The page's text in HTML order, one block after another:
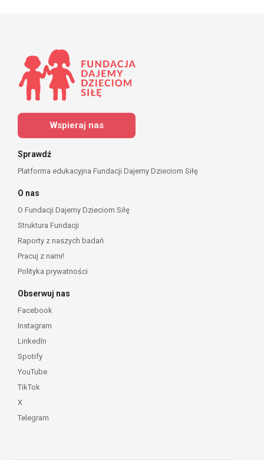
Wspieraj nas
Sprawdź
Platforma edukacyjna Fundacji Dajemy Dzieciom Siłę
O nas
O Fundacji Dajemy Dzieciom Siłę
Struktura Fundacji
Raporty z naszych badań
Pracuj z nami!
Polityka prywatności
Obserwuj nas
Facebook
Instagram
LinkedIn
Spotify
YouTube
TikTok
X
Telegram